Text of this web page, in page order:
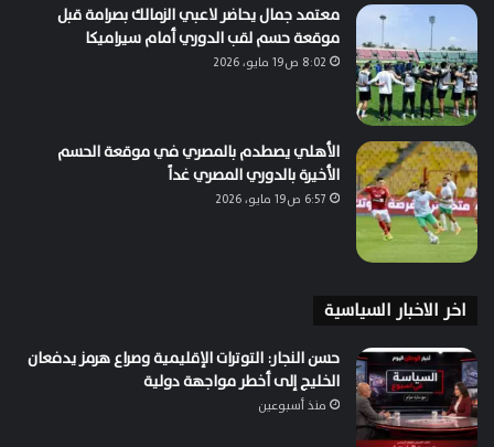
معتمد جمال يحاضر لاعبي الزمالك بصرامة قبل
موقعة حسم لقب الدوري أمام سيراميكا
8:02 ص19 مايو، 2026
الأهلي يصطدم بالمصري في موقعة الحسم
الأخيرة بالدوري المصري غداً
6:57 ص19 مايو، 2026
اخر الاخبار السياسية
حسن النجار: التوترات الإقليمية وصراع هرمز يدفعان
الخليج إلى أخطر مواجهة دولية
منذ أسبوعين